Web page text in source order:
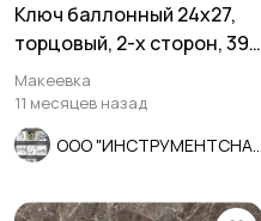
Ключ баллонный 24х27,
торцовый, 2-х сторон, 390
мм, для ГАЗ, КамАЗ.
Макеевка
11 месяцев назад